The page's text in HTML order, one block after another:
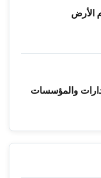
الأرض
والمؤسسات